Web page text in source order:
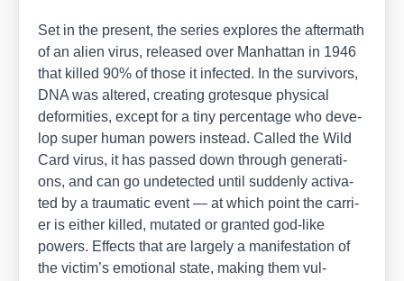
Set in the pre­sent, the series explo­res the after­math
of an ali­en virus, released over Man­hat­tan in 1946
that kil­led 90% of tho­se it infec­ted. In the sur­vi­vors,
DNA was alte­red, crea­ting gro­tes­que phy­si­cal
defor­mi­ties, except for a tiny per­cen­ta­ge who deve­
lop super human powers ins­tead. Cal­led the Wild
Card virus, it has pas­sed down through gene­ra­ti­
ons, and can go unde­tec­ted until sud­den­ly acti­va­
ted by a trau­ma­tic event — at which point the car­ri­
er is eit­her kil­led, muta­ted or gran­ted god-like
powers. Effects that are lar­ge­ly a mani­fes­ta­ti­on of
the victim’s emo­tio­nal sta­te, making them vul­